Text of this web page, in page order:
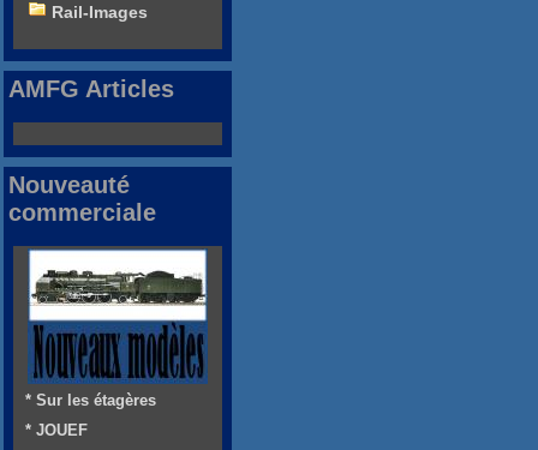
Rail-Images
AMFG Articles
Nouveauté
commerciale
* Sur les étagères
* JOUEF